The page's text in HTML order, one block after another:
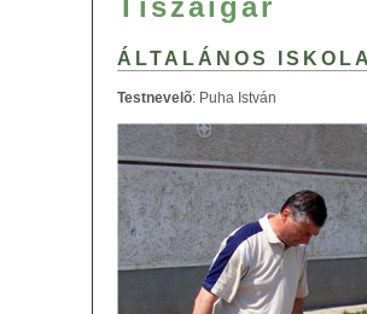
Tiszaigar
ÁLTALÁNOS
Testnevelõ: Puha István